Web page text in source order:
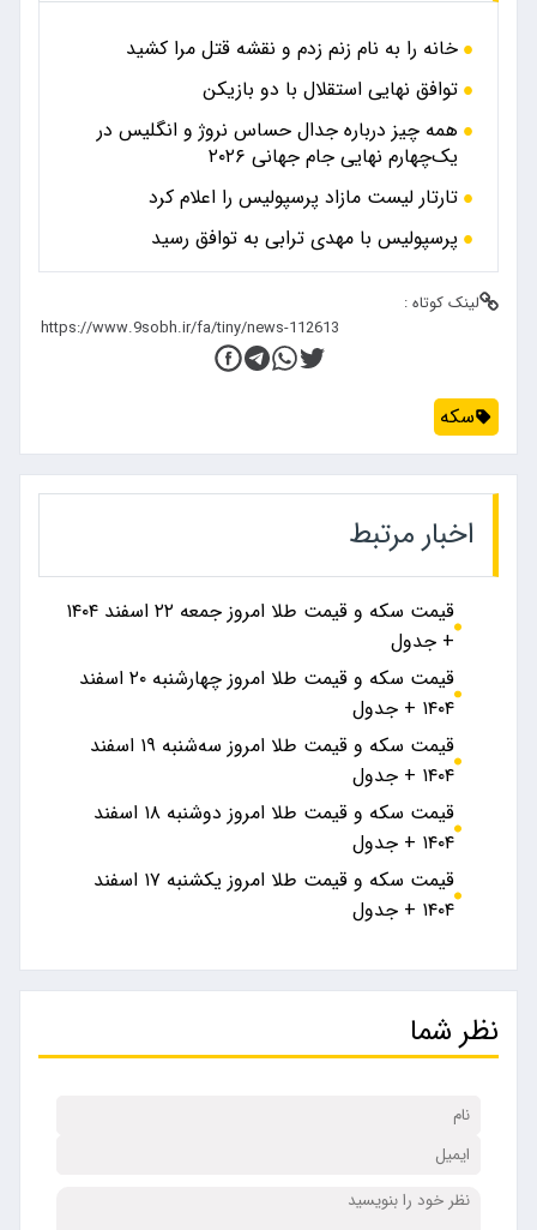
خانه را به نام زنم زدم و نقشه قتل مرا کشید
توافق نهایی استقلال با دو بازیکن
همه چیز درباره جدال حساس نروژ و انگلیس در
یک‌چهارم نهایی جام جهانی ۲۰۲۶
تارتار لیست مازاد پرسپولیس را اعلام کرد
پرسپولیس با مهدی ترابی به توافق رسید
لینک کوتاه :
سکه
اخبار مرتبط
قیمت سکه و قیمت طلا امروز جمعه ۲۲ اسفند ۱۴۰۴
+ جدول
قیمت سکه و قیمت طلا امروز چهارشنبه ۲۰ اسفند
۱۴۰۴ + جدول
قیمت سکه و قیمت طلا امروز سه‌شنبه ۱۹ اسفند
۱۴۰۴ + جدول
قیمت سکه و قیمت طلا امروز دوشنبه ۱۸ اسفند
۱۴۰۴ + جدول
قیمت سکه و قیمت طلا امروز یکشنبه ۱۷ اسفند
۱۴۰۴ + جدول
نظر شما